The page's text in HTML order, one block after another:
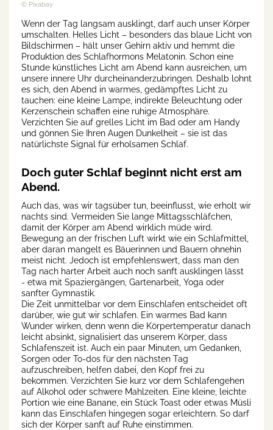
© Pixabay
Wenn der Tag langsam ausklingt, darf auch unser Körper
umschalten. Helles Licht – besonders das blaue Licht von
Bildschirmen – hält unser Gehirn aktiv und hemmt die
Produktion des Schlafhormons Melatonin. Schon eine
Stunde künstliches Licht am Abend kann ausreichen, um
unsere innere Uhr durcheinanderzubringen. Deshalb lohnt
es sich, den Abend in warmes, gedämpftes Licht zu
tauchen: eine kleine Lampe, indirekte Beleuchtung oder
Kerzenschein schaffen eine ruhige Atmosphäre.
Verzichten Sie auf grelles Licht im Bad oder am Handy
und gönnen Sie Ihren Augen Dunkelheit – sie ist das
natürlichste Signal für erholsamen Schlaf.
Doch guter Schlaf beginnt nicht erst am
Abend.
Auch das, was wir tagsüber tun, beeinflusst, wie erholt wir
nachts sind. Vermeiden Sie lange Mittagsschläfchen,
damit der Körper am Abend wirklich müde wird.
Bewegung an der frischen Luft wirkt wie ein Schlafmittel,
aber daran mangelt es Bäuerinnen und Bauern ohnehin
meist nicht. Jedoch ist empfehlenswert, dass man den
Tag nach harter Arbeit auch noch sanft ausklingen lässt
- etwa mit Spaziergängen, Gartenarbeit, Yoga oder
sanfter Gymnastik.
Die Zeit unmittelbar vor dem Einschlafen entscheidet oft
darüber, wie gut wir schlafen. Ein warmes Bad kann
Wunder wirken, denn wenn die Körpertemperatur danach
leicht absinkt, signalisiert das unserem Körper, dass
Schlafenszeit ist. Auch ein paar Minuten, um Gedanken,
Sorgen oder To-dos für den nächsten Tag
aufzuschreiben, helfen dabei, den Kopf frei zu
bekommen. Verzichten Sie kurz vor dem Schlafengehen
auf Alkohol oder schwere Mahlzeiten. Eine kleine, leichte
Portion wie eine Banane, ein Stück Toast oder etwas Müsli
kann das Einschlafen hingegen sogar erleichtern. So darf
sich der Körper sanft auf Ruhe einstimmen.